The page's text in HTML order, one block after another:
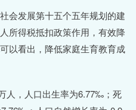
会发展第十五个五年规划的建
所得税抵扣政策作用，有效降
以看出，降低家庭生育教育成
人，人口出生率为6.77‰；死